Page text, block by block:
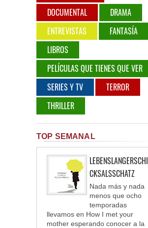
DOCUMENTAL
DRAMA
ENTREVISTAS
FANTASÍA
LIBROS
PELÍCULAS QUE TIENES QUE VER
SERIES Y TV
TERROR
THRILLER
TOP SEMANAL
LEBENSLANGERSCHI
CKSALSSCHATZ
Nada más y nada
menos que ocho
temporadas
llevamos en How I met your
mother esperando conocer a la